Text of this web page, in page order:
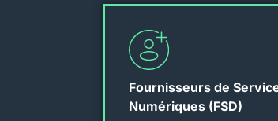
Fournisseurs de
Numériques (FSD)